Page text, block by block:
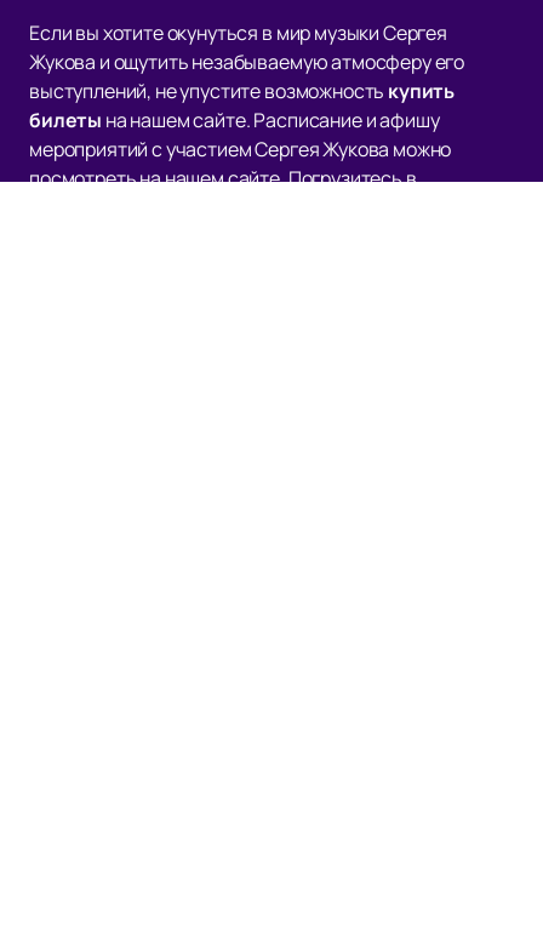
Если вы хотите окунуться в мир музыки Сергея
Жукова и ощутить незабываемую атмосферу его
выступлений, не упустите возможность купить
билеты на нашем сайте. Расписание и афишу
мероприятий с участием Сергея Жукова можно
посмотреть на нашем сайте. Погрузитесь в